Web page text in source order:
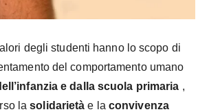
degli studenti hanno lo scopo di
del comportamento umano
e dalla scuola primaria ,
la solidarietà e la convivenza